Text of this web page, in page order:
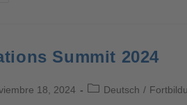
Summit 2024
18, 2024 Deutsch /